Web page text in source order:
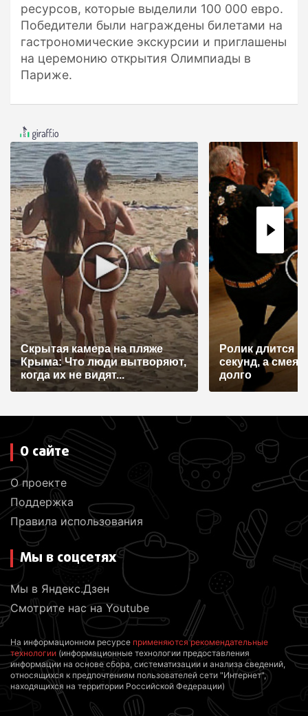
ресурсов, которые выделили 100 000 евро.
Победители были награждены билетами на
гастрономические экскурсии и приглашены
на церемонию открытия Олимпиады в
Париже.
Скрытая камера на пляже
Крыма: Что люди вытворяют,
когда их не видят...
Ролик длится
секунд, а
долго
О сайте
О проекте
Поддержка
Правила использования
Мы в соцсетях
Мы в Яндекс.Дзен
Смотрите нас на Youtube
На информационном ресурсе применяются рекомендательные
технологии (информационные технологии предоставления
информации на основе сбора, систематизации и анализа сведений,
относящихся к предпочтениям пользователей сети "Интернет",
находящихся на территории Российской Федерации)